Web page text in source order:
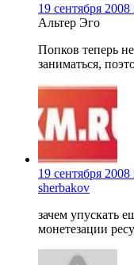
19 сентября
Альтер Эго
Попков теперь
заниматься,
19 сентября 2008
sherbakov
зачем упускать
монетезации